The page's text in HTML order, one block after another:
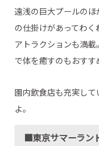
遠浅の巨大プールの
の仕掛けがあってわ
アトラクションも満
で体を癒すのもおすす
園内飲食店も充実し
よ。
■東京サマーラン